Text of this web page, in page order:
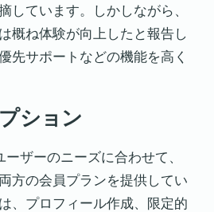
しています。しかしながら、
概ね体験が向上したと報告し
先サポートなどの機能を高く
ション
ザーのニーズに合わせて、
方の会員プランを提供してい
、プロフィール作成、限定的